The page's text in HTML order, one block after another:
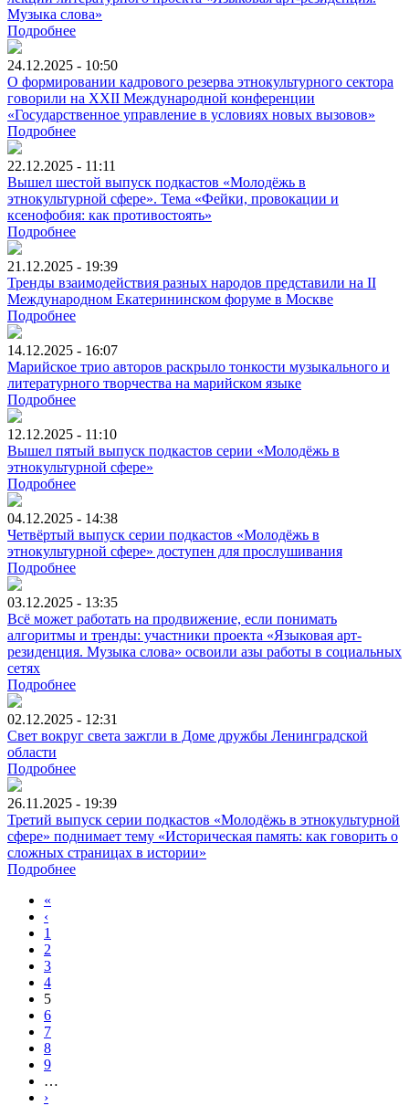
Музыка слова»
Подробнее
24.12.2025 - 10:50
О формировании кадрового резерва этнокультурного сектора
говорили на XXII Международной конференции
«Государственное управление в условиях новых вызовов»
Подробнее
22.12.2025 - 11:11
Вышел шестой выпуск подкастов «Молодёжь в
этнокультурной сфере». Тема «Фейки, провокации и
ксенофобия: как противостоять»
Подробнее
21.12.2025 - 19:39
Тренды взаимодействия разных народов представили на II
Международном Екатерининском форуме в Москве
Подробнее
14.12.2025 - 16:07
Марийское трио авторов раскрыло тонкости музыкального и
литературного творчества на марийском языке
Подробнее
12.12.2025 - 11:10
Вышел пятый выпуск подкастов серии «Молодёжь в
этнокультурной сфере»
Подробнее
04.12.2025 - 14:38
Четвёртый выпуск серии подкастов «Молодёжь в
этнокультурной сфере» доступен для прослушивания
Подробнее
03.12.2025 - 13:35
Всё может работать на продвижение, если понимать
алгоритмы и тренды: участники проекта «Языковая арт-
резиденция. Музыка слова» освоили азы работы в социальных
сетях
Подробнее
02.12.2025 - 12:31
Свет вокруг света зажгли в Доме дружбы Ленинградской
области
Подробнее
26.11.2025 - 19:39
Третий выпуск серии подкастов «Молодёжь в этнокультурной
сфере» поднимает тему «Историческая память: как говорить о
сложных страницах в истории»
Подробнее
«
‹
1
2
3
4
5
6
7
8
9
…
›